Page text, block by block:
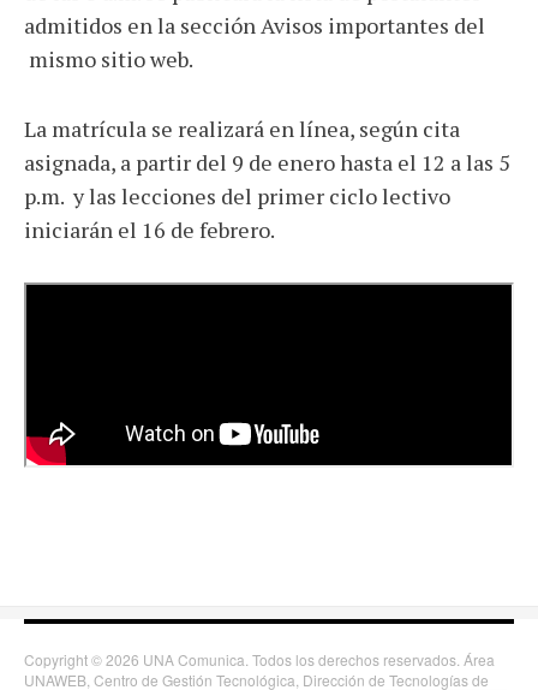
admitidos en la sección Avisos importantes del
mismo sitio web.
La matrícula se realizará en línea, según cita
asignada, a partir del 9 de enero hasta el 12 a las 5
p.m. y las lecciones del primer ciclo lectivo
iniciarán el 16 de febrero.
Copyright © 2026 UNA Comunica. Todos los derechos reservados. Área
UNAWEB, Centro de Gestión Tecnológica, Dirección de Tecnologías de